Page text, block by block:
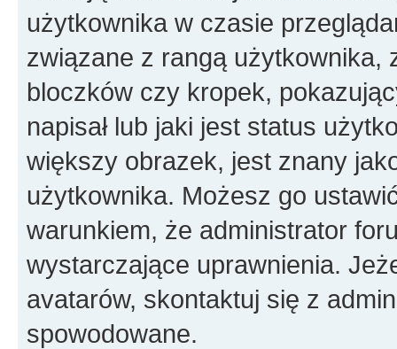
użytkownika w czasie
związane z rangą użytkownika,
bloczków czy kropek,
napisał lub jaki jest status
większy obrazek, jest znany
użytkownika. Możesz go
warunkiem, że administrator
wystarczające uprawnienia.
avatarów, skontaktuj się z
spowodowane.